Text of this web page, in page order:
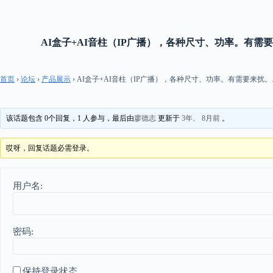
AI盒子+AI音柱（IP广播），各种尺寸、功率。有需
首页 › 论坛 › 产品展示 › AI盒子+AI音柱（IP广播），各种尺寸、功率。有需要来扰
该话题包含 0个回复，1 人参与，最后由廖德志 更新于3年、 8月前 。
哎呀，回复话题必需登录。
用户名:
密码: